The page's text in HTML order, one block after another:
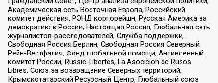
Академическая сеть Восточная Европа, Российский
комитет действия, РЭНД корпорейшн, Русская Америка за
демократию в России, Настоящая Россия, Глобальная сеть
журналистов-расследователей, Служба поддержки,
Свободная Россия Берлин, Свободная Россия Северный
Рейн-Вестфалия, Фонд глобальной помощи, Антивоенный
комитет России, Russie-Libertes, La Asocicion de Rusos
Libres, Союз за возвращение Северных территорий,
Крымскотатарский Ресурсный Центр, Глобальный союз